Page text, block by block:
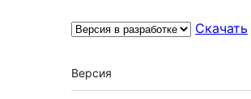
Скачать
Мета
Версия